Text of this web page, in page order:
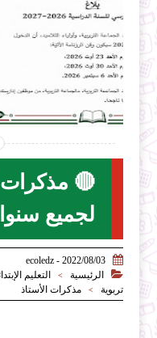
ecoledz.net
🔴 مذكرات
لجميع

2022/08/03 - ecoledz

الرئيسية > التعليم
تربوية
> مذكرات الأستاذ